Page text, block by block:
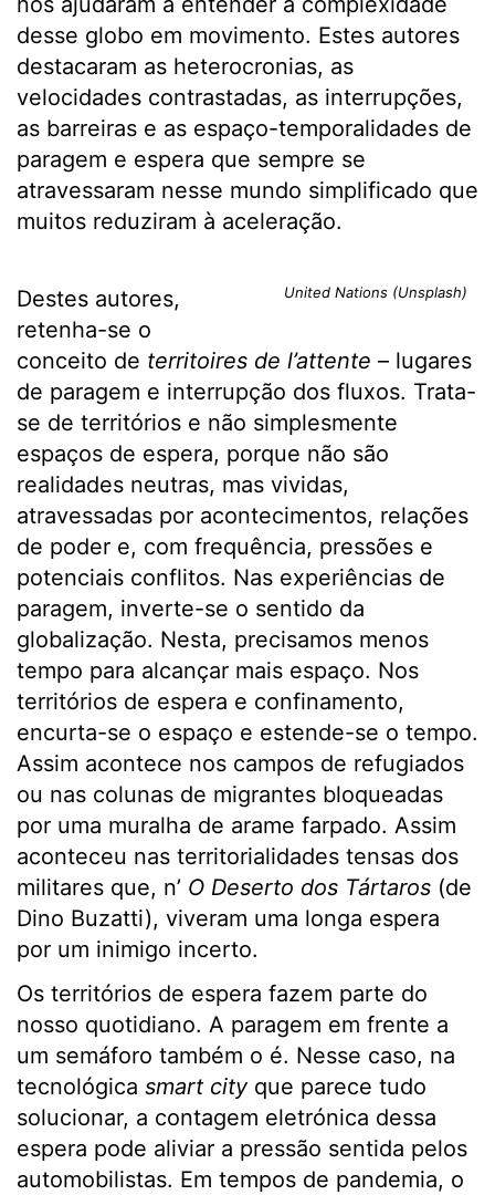
desse globo em movimento. Estes autores
destacaram as heterocronias, as
velocidades contrastadas, as interrupções,
as barreiras e as espaço-temporalidades de
paragem e espera que sempre se
atravessaram nesse mundo simplificado que
muitos reduziram à aceleração.
United Nations (Unsplash)
Destes autores,
retenha-se o
conceito de territoires de l’attente – lugares
de paragem e interrupção dos fluxos. Trata-
se de territórios e não simplesmente
espaços de espera, porque não são
realidades neutras, mas vividas,
atravessadas por acontecimentos, relações
de poder e, com frequência, pressões e
potenciais conflitos. Nas experiências de
paragem, inverte-se o sentido da
globalização. Nesta, precisamos menos
tempo para alcançar mais espaço. Nos
territórios de espera e confinamento,
encurta-se o espaço e estende-se o tempo.
Assim acontece nos campos de refugiados
ou nas colunas de migrantes bloqueadas
por uma muralha de arame farpado. Assim
aconteceu nas territorialidades tensas dos
militares que, n’ O Deserto dos Tártaros (de
Dino Buzatti), viveram uma longa espera
por um inimigo incerto.
Os territórios de espera fazem parte do
nosso quotidiano. A paragem em frente a
um semáforo também o é. Nesse caso, na
tecnológica smart cityque parece tudo
solucionar, a contagem eletrónica dessa
espera pode aliviar a pressão sentida pelos
automobilistas. Em tempos de pandemia, o